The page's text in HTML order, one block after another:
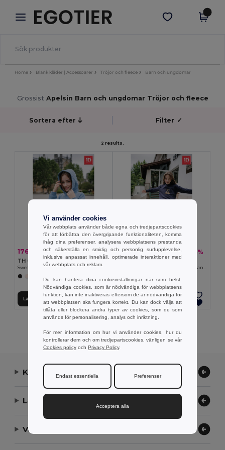
× Egotier-app
Bättre priser i appen!
Hämta app
Home Blank kläder | Accessoarer Tröjor och fleece Barn och ungdomar
Grossist Apelsin Barn och ungdomar Tröjor och fleece
Sortera efter Filter ✓
2 results.
176.16 kr275.29 kr -36%
TH Clothes 30174
Sweatshirt for kids (unisex)
+8 Färger
Lägg till i Varukorgen
152.47 kr 196.99 kr -23%
TH Clothes 30287
Kid's sweatshirt in recycled cotton and polyester
+4 Färger
Lägg till i Varukorgen
Kontakta oss
Låt oss hjälpa
Vårt företag
Vi använder cookies
Vår webbplats använder både egna och tredjepartscookies
för att förbättra den övergripande funktionaliteten, komma
ihåg dina preferenser, analysera webbplatsens prestanda
och säkerställa en smidig och personlig surfupplevelse,
inklusive anpassat innehåll, optimerade interaktioner med
vår webbplats och reklam.
Du kan hantera dina cookieinställningar när som helst.
Nödvändiga cookies, som är nödvändiga för webbplatsens
funktion, kan inte inaktiveras eftersom de är nödvändiga för
att webbplatsen ska fungera korrekt. Du kan dock välja att
tillåta eller blockera andra typer av cookies, som de som
används för personalisering, analys och inriktning.
För mer information om hur vi använder cookies, hur du
kontrollerar dem och om tredjepartscookies, vänligen se vår
Cookies policy och Privacy Policy.
Endast essentiella Preferenser
Acceptera alla